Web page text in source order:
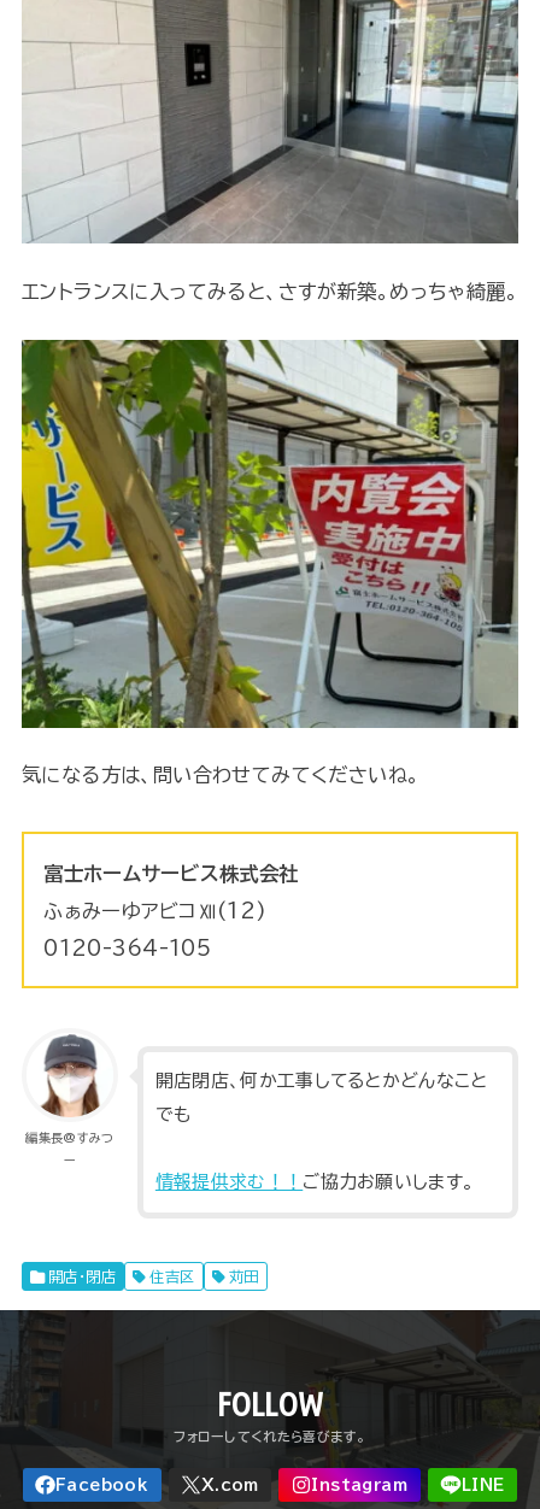
エントランスに入ってみると、さすが新築。めっちゃ綺麗。
気になる方は、問い合わせてみてくださいね。
富士ホームサービス株式会社
ふぁみーゆアビコⅫ(12)
0120-364-105
編集長@すみつ
ー
開店閉店、何か工事してるとかどんなこと
でも
情報提供求む！！ ご協力お願いします。
開店・閉店 住吉区 苅田
FOLLOW